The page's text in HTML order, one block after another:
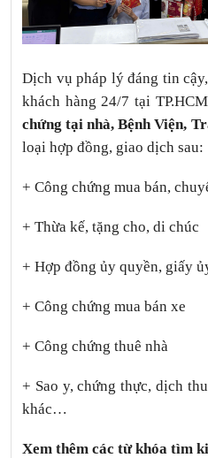
Dịch vụ pháp lý đáng tin
khách hàng 24/7 tại
chứng tại nhà, Bệnh Viện,
loại hợp đồng, giao dịch sau:
+ Công chứng mua bán,
+ Thừa kế, tặng cho, di chúc
+ Hợp đồng ủy quyền, giấy
+ Công chứng mua bán xe
+ Công chứng thuê nhà
+ Sao y, chứng thực, dịch
khác…
Xem thêm các từ khóa tìm